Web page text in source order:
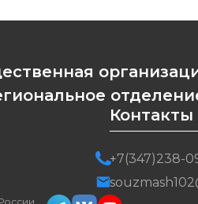
Контакты
+7(347)238-